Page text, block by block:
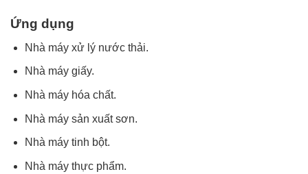
Ứng dụng
Nhà máy xử lý nước thải.
Nhà máy giấy.
Nhà máy hóa chất.
Nhà máy sản xuất sơn.
Nhà máy tinh bột.
Nhà máy thực phẩm.